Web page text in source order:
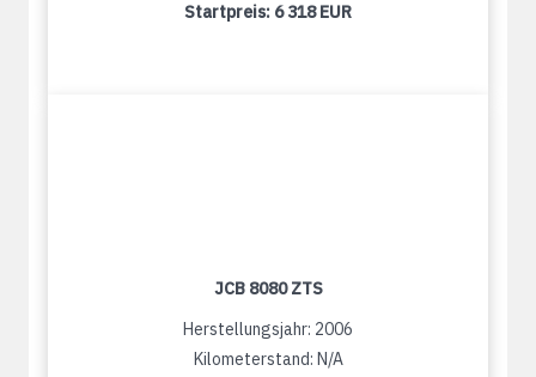
Startpreis: 6 318 EUR
JCB 8080 ZTS
Herstellungsjahr: 2006
Kilometerstand: N/A